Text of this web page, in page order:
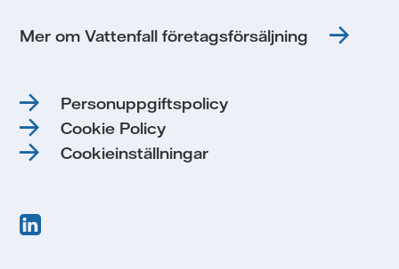
Mer om Vattenfall företagsförsäljning
Personuppgiftspolicy
Cookie Policy
Cookieinställningar